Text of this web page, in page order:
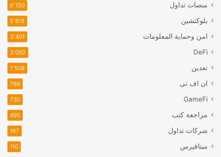
منصات تداول 6٬150
بلوكتشين 5٬615
امن وحماية المعلومات 3٬401
DeFi 3٬092
تعدين 1٬508
ان اف تی 766
GameFi
730
مراجعة كتب 495
شركات تداول 167
ميتافيرس 110